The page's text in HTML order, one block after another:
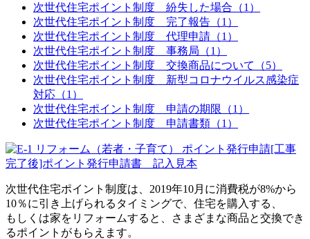
次世代住宅ポイント制度 紛失した場合（1）
次世代住宅ポイント制度 完了報告（1）
次世代住宅ポイント制度 代理申請（1）
次世代住宅ポイント制度 事務局（1）
次世代住宅ポイント制度 交換商品について（5）
次世代住宅ポイント制度 新型コロナウイルス感染症
対応（1）
次世代住宅ポイント制度 申請の期限（1）
次世代住宅ポイント制度 申請書類（1）
次世代住宅ポイント制度は、2019年10月に消費税が8%から
10％に引き上げられるタイミングで、住宅を購入する、
もしくは家をリフォームすると、さまざまな商品と交換でき
るポイントがもらえます。